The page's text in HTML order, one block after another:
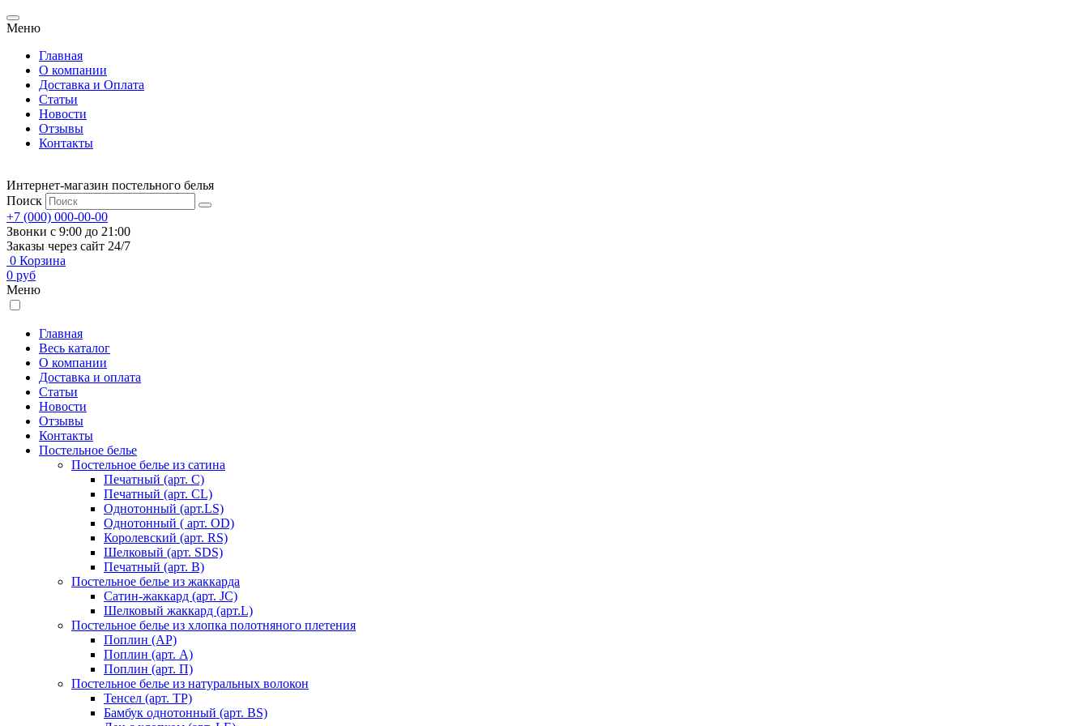
Меню
Главная
О компании
Доставка и Оплата
Статьи
Новости
Отзывы
Контакты
Интернет-магазин постельного белья
Поиск
+7 (000) 000-00-00
Звонки с 9:00 до 21:00
Заказы через сайт 24/7
0 Корзина
0 руб
Меню
Главная
Весь каталог
О компании
Доставка и оплата
Статьи
Новости
Отзывы
Контакты
Постельное белье
Постельное белье из сатина
Печатный (арт. С)
Печатный (арт. СL)
Однотонный (арт.LS)
Однотонный ( арт. OD)
Королевский (арт. RS)
Шелковый (арт. SDS)
Печатный (арт. В)
Постельное белье из жаккарда
Сатин-жаккард (арт. JC)
Шелковый жаккард (арт.L)
Постельное белье из хлопка полотняного плетения
Поплин (AP)
Поплин (арт. А)
Поплин (арт. П)
Постельное белье из натуральных волокон
Тенсел (арт. ТР)
Бамбук однотонный (арт. BS)